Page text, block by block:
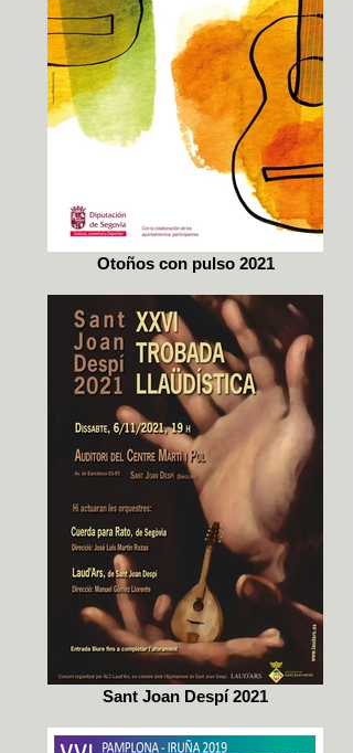
Otoños con pulso 2021
Sant Joan Despí 2021